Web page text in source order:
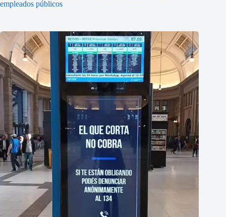
empleados públicos